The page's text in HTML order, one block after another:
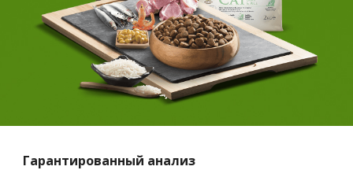
Гарантированный анализ